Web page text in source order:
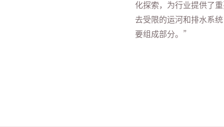
化探索，为行业提供了
去受限的运河和排水系
要组成部分。”